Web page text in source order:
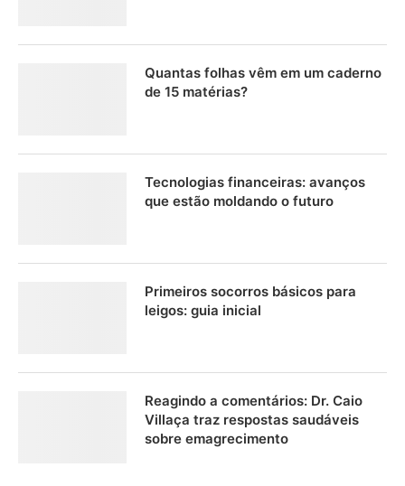
Quantas folhas vêm em um caderno
de 15 matérias?
Tecnologias financeiras: avanços
que estão moldando o futuro
Primeiros socorros básicos para
leigos: guia inicial
Reagindo a comentários: Dr. Caio
Villaça traz respostas saudáveis
sobre emagrecimento